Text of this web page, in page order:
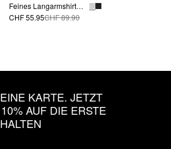
Feines Langarmshirt aus Lyocellmix mit Stehkragen
CHF 55.95CHF 89.90
KARTE. JETZT
AUF DIE ERSTE